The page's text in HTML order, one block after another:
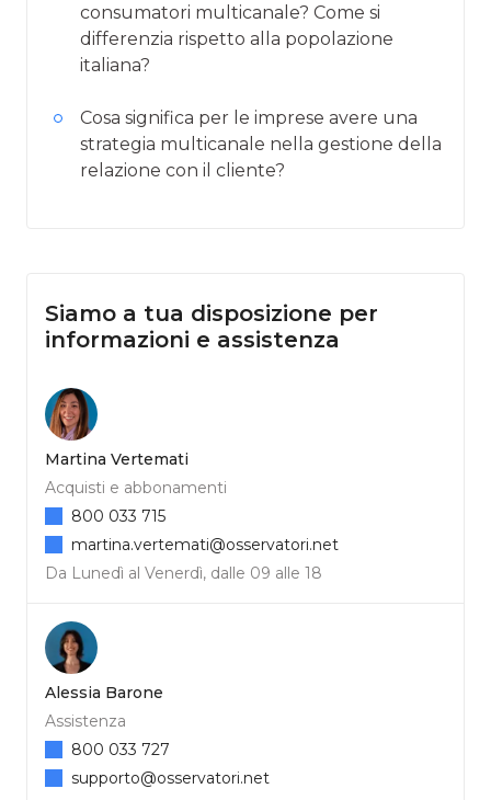
consumatori multicanale? Come si
differenzia rispetto alla popolazione
italiana?
Cosa significa per le imprese avere una
strategia multicanale nella gestione della
relazione con il cliente?
Siamo a tua disposizione per
informazioni e assistenza
Martina Vertemati
Acquisti e abbonamenti
Da Lunedì al Venerdì, dalle 09 alle 18
800 033 715
martina.vertemati@osservatori.net
Alessia Barone
Assistenza
800 033 727
supporto@osservatori.net